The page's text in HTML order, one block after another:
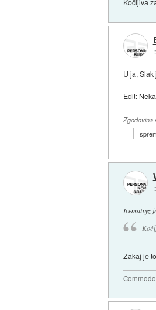
Kočljiva
::
U ja,
Edit:
::
Icematxyz
Zakaj je